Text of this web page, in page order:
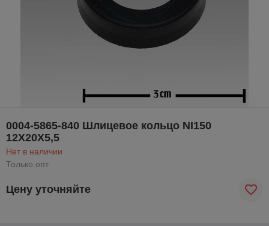
0004-5865-840 Шлицевое кольцо NI150
12X20X5,5
Нет в наличии
Только опт
Цену уточняйте